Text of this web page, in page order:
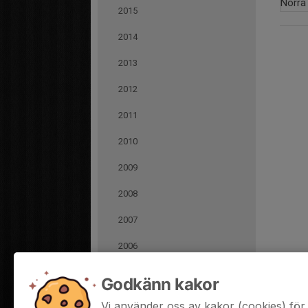
2015
2014
2013
2012
2011
2010
2009
2008
2007
2006
Träningsläger
Norra
Godkänn kakor